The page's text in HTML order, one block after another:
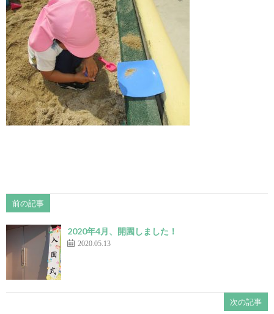
前の記事
2020年4月、開園しました！
2020.05.13
次の記事